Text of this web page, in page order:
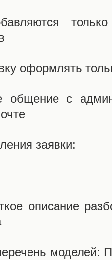
оформлять
общение с
заявки:
описание
моделей: